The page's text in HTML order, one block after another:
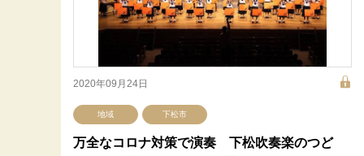
2020年09月24日
地域 下松市
万全なコロナ対策で演奏 下松吹奏楽のつど